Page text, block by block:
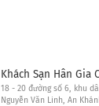
Khách Sạn Hân Gia
18 - 20 đường số 6, khu
Nguyễn Văn Linh, An